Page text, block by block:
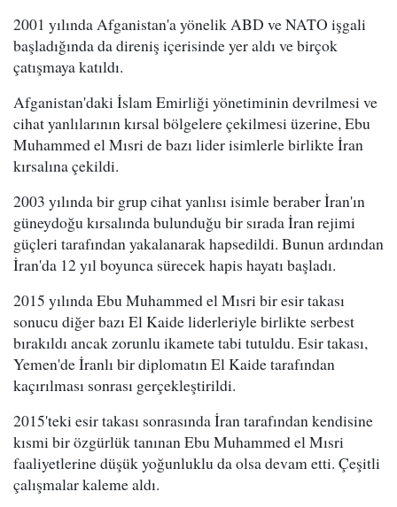
2001 yılında Afganistan'a yönelik ABD ve NATO işgali
başladığında da direniş içerisinde yer aldı ve birçok
çatışmaya katıldı.
Afganistan'daki İslam Emirliği yönetiminin devrilmesi ve
cihat yanlılarının kırsal bölgelere çekilmesi üzerine, Ebu
Muhammed el Mısri de bazı lider isimlerle birlikte İran
kırsalına çekildi.
2003 yılında bir grup cihat yanlısı isimle beraber İran'ın
güneydoğu kırsalında bulunduğu bir sırada İran rejimi
güçleri tarafından yakalanarak hapsedildi. Bunun ardından
İran'da 12 yıl boyunca sürecek hapis hayatı başladı.
2015 yılında Ebu Muhammed el Mısri bir esir takası
sonucu diğer bazı El Kaide liderleriyle birlikte serbest
bırakıldı ancak zorunlu ikamete tabi tutuldu. Esir takası,
Yemen'de İranlı bir diplomatın El Kaide tarafından
kaçırılması sonrası gerçekleştirildi.
2015'teki esir takası sonrasında İran tarafından kendisine
kısmi bir özgürlük tanınan Ebu Muhammed el Mısri
faaliyetlerine düşük yoğunluklu da olsa devam etti. Çeşitli
çalışmalar kaleme aldı.